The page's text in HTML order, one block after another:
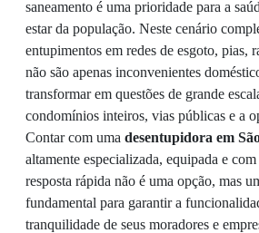
saneamento é uma prioridade para a
estar da população. Neste cenário
entupimentos em redes de esgoto, pias,
não são apenas inconvenientes
transformar em questões de grande
condomínios inteiros, vias públicas e a
Contar com uma desentupidora em
altamente especializada, equipada e
resposta rápida não é uma opção, mas
fundamental para garantir a
tranquilidade de seus moradores e